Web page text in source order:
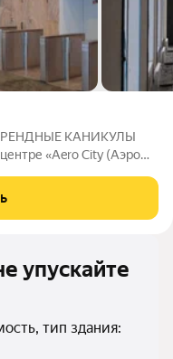
«Aero City (Аэро
эксплуатационные
упускайте
тип здания: